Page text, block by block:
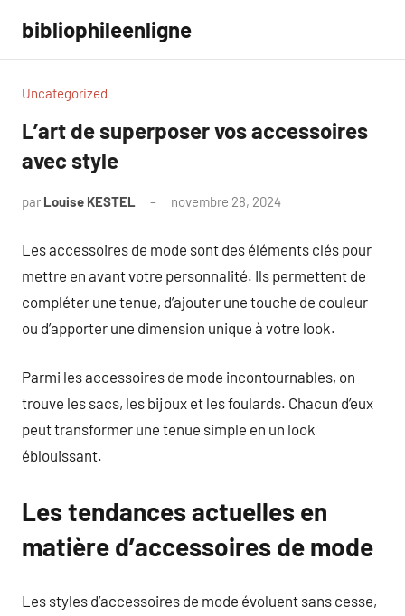
contenu
bibliophileenligne
Uncategorized
L’art de superposer vos accessoires
avec style
par Louise KESTEL novembre 28, 2024
Les accessoires de mode sont des éléments clés pour
mettre en avant votre personnalité. Ils permettent de
compléter une tenue, d’ajouter une touche de couleur
ou d’apporter une dimension unique à votre look.
Parmi les accessoires de mode incontournables, on
trouve les sacs, les bijoux et les foulards. Chacun d’eux
peut transformer une tenue simple en un look
éblouissant.
Les tendances actuelles en
matière d’accessoires de mode
Les styles d’accessoires de mode évoluent sans cesse,